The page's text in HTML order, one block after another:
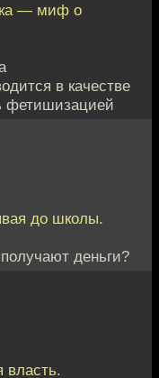
— миф о
в качестве
фетишизацией
до школы.
деньги?
власть.